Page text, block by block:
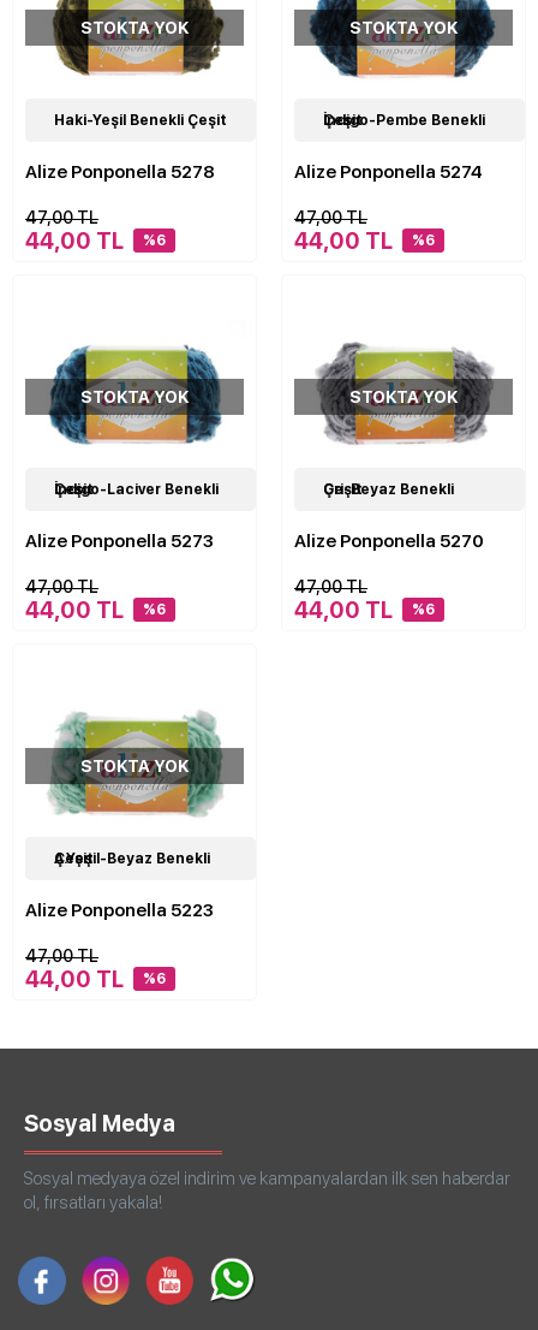
24 Çeşit
STOKTA YOK
Haki-Yeşil Benekli Çeşit
Alize Ponponella 5278
47,00 TL
44,00 TL %6
24Çeşit
STOKTA YOK
İndigo-Pembe Benekli Çeşit
Alize Ponponella 5274
47,00 TL
44,00 TL %6
24Çeşit
STOKTA YOK
İndigo-Laciver Benekli Çeşit
Alize Ponponella 5273
47,00 TL
44,00 TL %6
24Çeşit
STOKTA YOK
Gri-Beyaz Benekli Çeşit
Alize Ponponella 5270
47,00 TL
44,00 TL %6
24Çeşit
STOKTA YOK
A.Yeşil-Beyaz Benekli Çeşit
Alize Ponponella 5223
47,00 TL
44,00 TL %6
Sosyal Medya
Sosyal medyaya özel indirim ve kampanyalardan ilk sen haberdar
ol, fırsatları yakala!